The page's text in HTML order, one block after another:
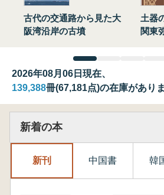
古代の交通路から見た大
阪湾沿岸の古墳
土器
関東
2026年08月06日現在、
139,388冊(67,181点)の在庫があり
新着の本
新刊 中国書 韓